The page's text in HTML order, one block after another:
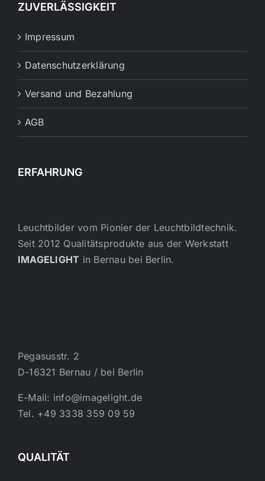
ZUVERLÄSSIGKEIT
Impressum
Datenschutzerklärung
Versand und Bezahlung
AGB
ERFAHRUNG
Leuchtbilder vom Pionier der Leuchtbildtechnik.
Seit 2012 Qualitätsprodukte aus der Werkstatt
IMAGELIGHT in Bernau bei Berlin.
Pegasusstr. 2
D-16321 Bernau / bei Berlin
E-Mail: info@imagelight.de
Tel. +49 3338 359 09 59
QUALITÄT